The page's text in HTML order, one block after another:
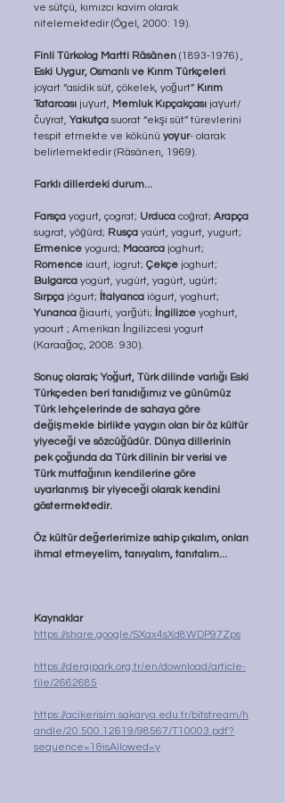
ve sütçü, kımızcı kavim olarak
nitelemektedir (Ögel, 2000: 19).
Finli Türkolog Martti Räsänen (1893-1976) ,
Eski Uygur, Osmanlı ve Kırım Türkçeleri
joγart “asidik süt, çökelek, yoğurt” Kırım
Tatarcası juγurt, Memluk Kıpçakçası jaγurt/
čuγrat, Yakutça suorat “ekşi süt” türevlerini
tespit etmekte ve kökünü yoγur- olarak
belirlemektedir (Räsänen, 1969).
Farklı dillerdeki durum...
Farsça yogurt, çograt; Urduca coġrat; Arapça
sugrat, yôġûrd; Rusça yaúrt, yagurt, yugurt;
Ermenice yogurd; Macarca joghurt;
Romence iaurt, iogrut; Çekçe joghurt;
Bulgarca yogúrt, yugúrt, yagúrt, ugúrt;
Sırpça jógurt; İtalyanca iógurt, yoghurt;
Yunanca ğiaurti, yarğúti; İngilizce yoghurt,
yaourt ; Amerikan İngilizcesi yogurt
(Karaağaç, 2008: 930).
Sonuç olarak; Yoğurt, Türk dilinde varlığı Eski
Türkçeden beri tanıdığımız ve günümüz
Türk lehçelerinde de sahaya göre
değişmekle birlikte yaygın olan bir öz kültür
yiyeceği ve sözcüğüdür. Dünya dillerinin
pek çoğunda da Türk dilinin bir verisi ve
Türk mutfağının kendilerine göre
uyarlanmış bir yiyeceği olarak kendini
göstermektedir.
Öz kültür değerlerimize sahip çıkalım, onları
ihmal etmeyelim, tanıyalım, tanıtalım...
Kaynaklar
https://share.google/SXax4sXd8WDP97Zps
https://dergipark.org.tr/en/download/article-
file/2662685
https://acikerisim.sakarya.edu.tr/bitstream/h
andle/20.500.12619/98567/T10003.pdf?
sequence=1&isAllowed=y